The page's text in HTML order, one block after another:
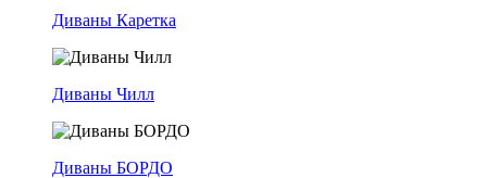
Диваны Каретка
Диваны Чилл
Диваны БОРДО